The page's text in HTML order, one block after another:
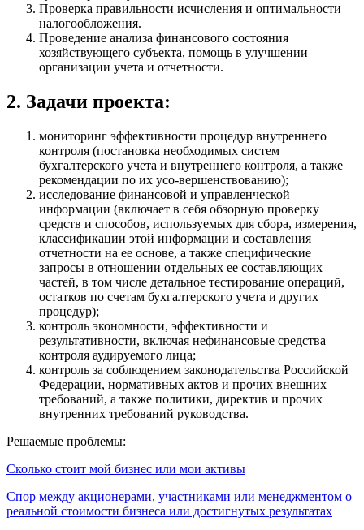
Проверка правильности исчисления и оптимальности
налогообложения.
Проведение анализа финансового состояния
хозяйствующего субъекта, помощь в улучшении
организации учета и отчетности.
2. Задачи проекта:
мониторинг эффективности процедур внутреннего
контроля (постановка необходимых систем
бухгалтерского учета и внутреннего контроля, а также
рекомендации по их усо-вершенствованию);
исследование финансовой и управленческой
информации (включает в себя обзорную проверку
средств и способов, используемых для сбора, измерения,
классификации этой информации и составления
отчетности на ее основе, а также специфические
запросы в отношении отдельных ее составляющих
частей, в том числе детальное тестирование операций,
остатков по счетам бухгалтерского учета и других
процедур);
контроль экономности, эффективности и
результативности, включая нефинансовые средства
контроля аудируемого лица;
контроль за соблюдением законодательства Российской
Федерации, нормативных актов и прочих внешних
требований, а также политики, директив и прочих
внутренних требований руководства.
Решаемые проблемы:
Сколько стоит мой бизнес или мои активы
Спор между акционерами, участниками или менеджментом о
реальной стоимости бизнеса или достигнутых результатах